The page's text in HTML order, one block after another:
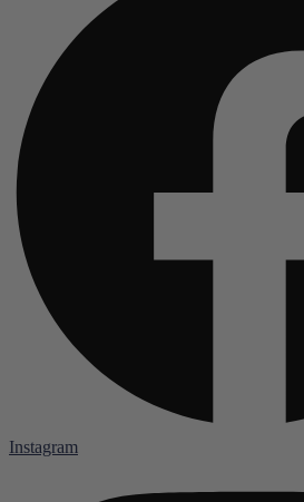
Instagram